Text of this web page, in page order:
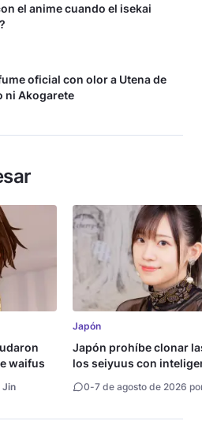
el anime cuando el isekai
oficial con olor a Utena de
ni Akogarete
waifus
Jin
Japón
Japón prohíbe clonar
los seiyuus con
0-7 de agosto de 2026